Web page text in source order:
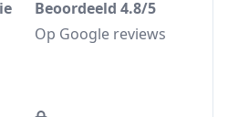
Beoordeeld 4.8/5
Op Google reviews